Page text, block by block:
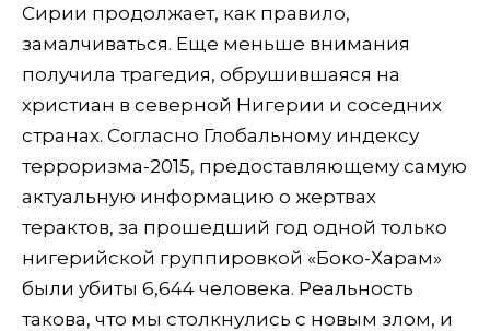
Сирии продолжает, как правило,
замалчиваться. Еще меньше внимания
получила трагедия, обрушившаяся на
христиан в северной Нигерии и соседних
странах. Согласно Глобальному индексу
терроризма-2015, предоставляющему самую
актуальную информацию о жертвах
терактов, за прошедший год одной только
нигерийской группировкой «Боко-Харам»
были убиты 6,644 человека. Реальность
такова, что мы столкнулись с новым злом, и